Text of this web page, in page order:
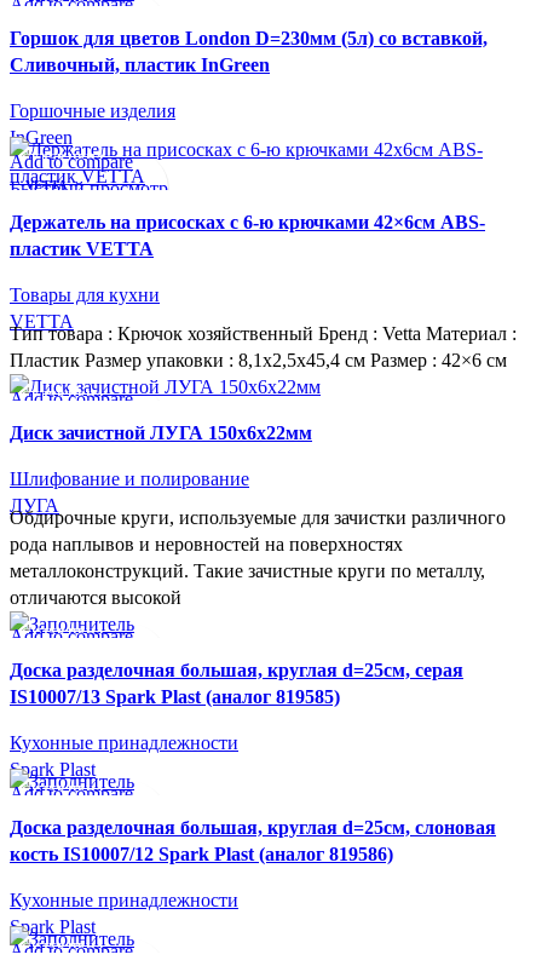
Add to compare
Быстрый просмотр
В желаемое
Горшок для цветов London D=230мм (5л) со вставкой,
Сливочный, пластик InGreen
Горшочные изделия
InGreen
СУПЕР-ЦЕНА
VETTA
Add to compare
Быстрый просмотр
В желаемое
Держатель на присосках с 6-ю крючками 42×6см ABS-
пластик VETTA
Товары для кухни
VETTA
Тип товара : Крючок хозяйственный Бренд : Vetta Материал :
Пластик Размер упаковки : 8,1х2,5х45,4 см Размер : 42×6 см
СУПЕР-ЦЕНА
Add to compare
Быстрый просмотр
Диск зачистной ЛУГА 150х6х22мм
Шлифование и полирование
ЛУГА
Обдирочные круги, используемые для зачистки различного
рода наплывов и неровностей на поверхностях
металлоконструкций. Такие зачистные круги по металлу,
отличаются высокой
СУПЕР-ЦЕНА
Add to compare
Быстрый просмотр
В желаемое
Доска разделочная большая, круглая d=25см, серая
IS10007/13 Spark Plast (аналог 819585)
Кухонные принадлежности
Spark Plast
СУПЕР-ЦЕНА
Add to compare
Быстрый просмотр
В желаемое
Доска разделочная большая, круглая d=25см, слоновая
кость IS10007/12 Spark Plast (аналог 819586)
Кухонные принадлежности
Spark Plast
СУПЕР-ЦЕНА
Add to compare